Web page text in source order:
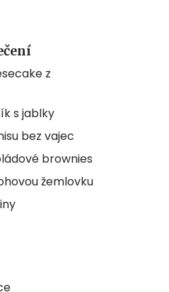
z
s jablky
bez vajec
brownies
žemlovku